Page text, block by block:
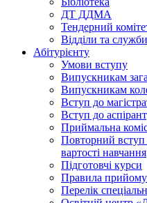
ДТ ДДМА
Тендерний
Відділи та служби
Абітурієнту
Умови вступу
Випускникам
Випускникам
Вступ до
Вступ до
Приймальна
Повторний вступ
вартості навчання
Підготовчі курси
Правила
Перелік